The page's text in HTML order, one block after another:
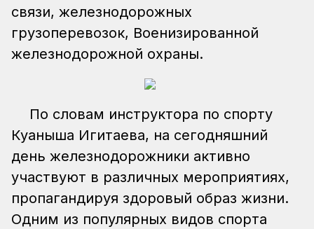
связи, железнодорожных
грузоперевозок, Военизированной
железнодорожной охраны.
По словам инструктора по спорту
Куаныша Игитаева, на сегодняшний
день железнодорожники активно
участвуют в различных мероприятиях,
пропагандируя здоровый образ жизни.
Одним из популярных видов спорта